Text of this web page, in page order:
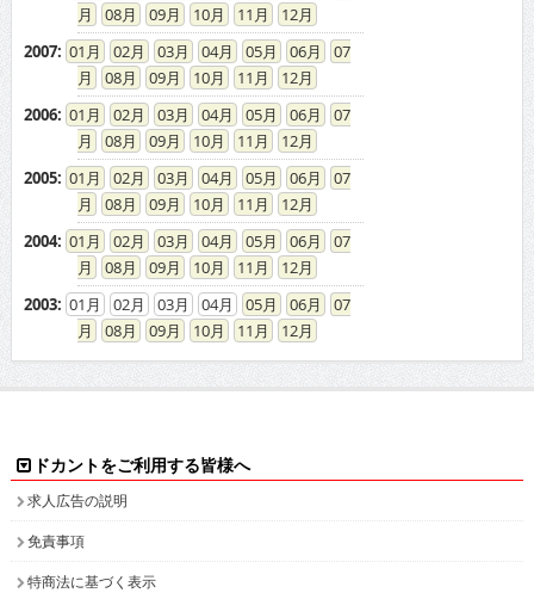
08
09 10 11
12
2007: 01 02 03 04 05 06
07
08
09 10 11
12
2006: 01 02 03 04 05 06
07
08
09 10 11
12
2005: 01 02 03 04 05 06
07
08
09 10 11
12
2004: 01 02 03 04 05 06
07
08
09 10 11
12
2003: 01 02 03 04 05 06
07
08
09 10 11 12
ドカントをご利用する皆様へ
求人広告の説明
免責事項
特商法に基づく表示